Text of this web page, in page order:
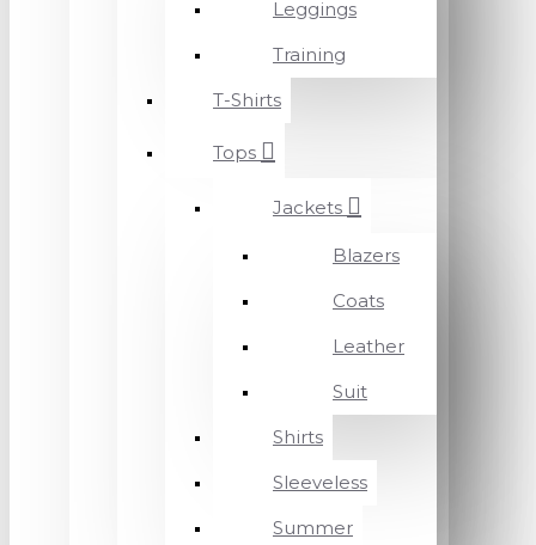
Leggings
Training
T-Shirts
Tops
Jackets
Blazers
Coats
Leather
Suit
Shirts
Sleeveless
Summer